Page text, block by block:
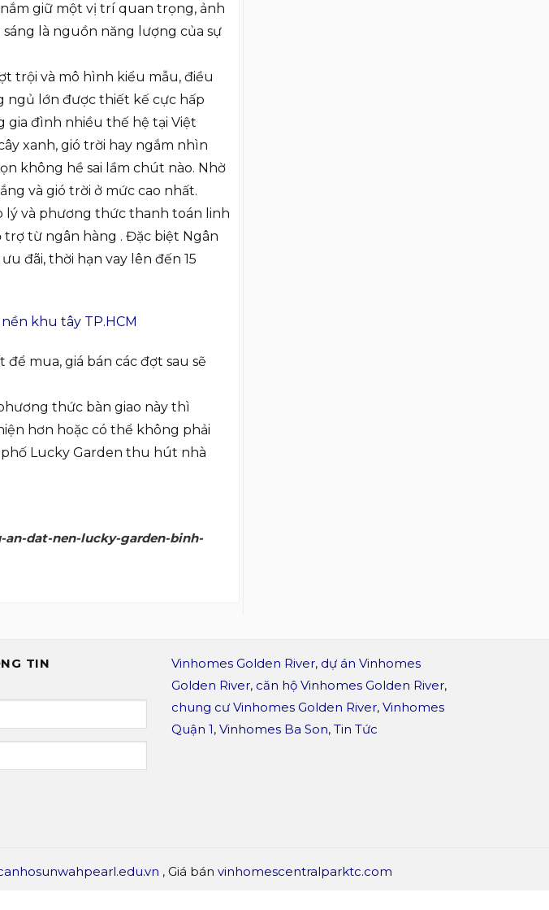
giữ một vị trí quan trọng, ảnh
là nguồn năng lượng của sự
trội và mô hình kiểu mẫu, điều
ngủ lớn được thiết kế cực hấp
đình nhiều thế hệ tại Việt
xanh, gió trời hay ngắm nhìn
không hề sai lầm chút nào. Nhờ
và gió trời ở mức cao nhất.
lý và phương thức thanh toán linh
trợ từ ngân hàng . Đặc biệt Ngân
đãi, thời hạn vay lên đến 15
khu tây TP.HCM
mua, giá bán các đợt sau sẽ
thức bàn giao này thì
hơn hoặc có thể không phải
Lucky Garden thu hút nhà
dat-nen-lucky-garden-binh-
TIN Vinhomes Golden River, dự án Vinhomes
Golden River, căn hộ Vinhomes Golden River,
chung cư Vinhomes Golden River, Vinhomes
Quận 1, Vinhomes Ba Son, Tin Tức
, Giá bán vinhomescentralparktc.com